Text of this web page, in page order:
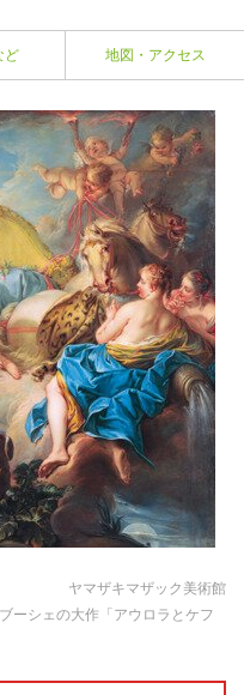
ど 地図・アクセス
ヤマザキマザック美術館
ーシェの大作「アウロラとケフ